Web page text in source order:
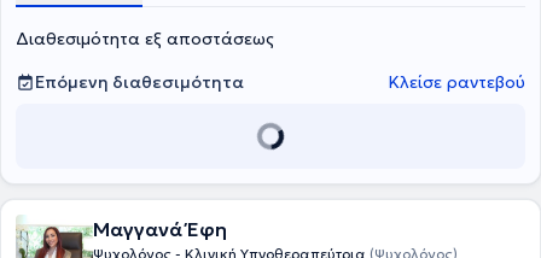
Sessions are available only on line via videocall service.
Διαθεσιμότητα εξ αποστάσεως
Επόμενη διαθεσιμότητα
Κλείσε ραντεβού
Μαγγανά Έφη
Ψυχολόγος - Κλινική Υπνοθεραπεύτρια (Ψυχολόγος)